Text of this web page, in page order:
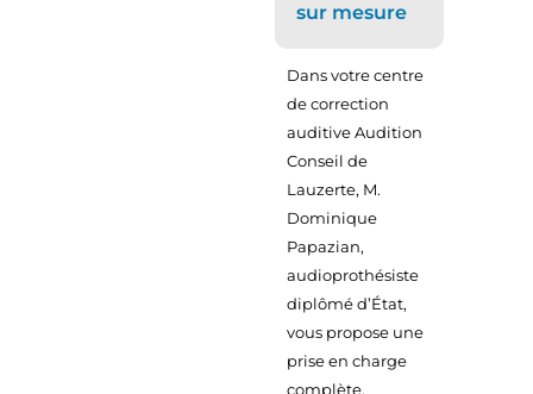
sur mesure
Dans votre centre
de correction
auditive Audition
Conseil de
Lauzerte, M.
Dominique
Papazian,
audioprothésiste
diplômé d’État,
vous propose une
prise en charge
complète,